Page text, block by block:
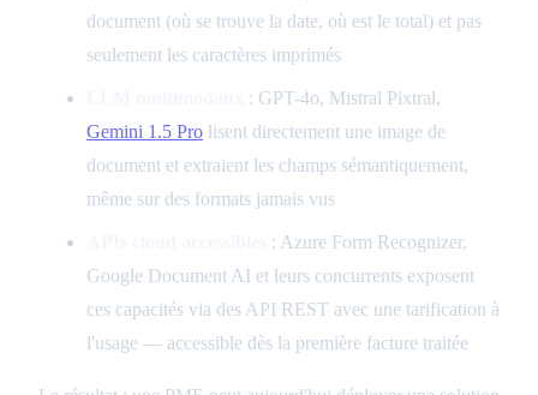
document (où se trouve la date, où est le total) et pas
seulement les caractères imprimés
: GPT-4o, Mistral Pixtral,
Gemini 1.5 Pro lisent directement une image de
document et extraient les champs sémantiquement,
même sur des formats jamais vus
: Azure Form Recognizer,
Google Document AI et leurs concurrents exposent
ces capacités via des API REST avec une tarification à
l'usage — accessible dès la première facture traitée